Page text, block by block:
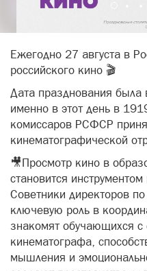
Ежегодно 27 августа в
российского кино 🎬
Дата празднования была
именно в этот день в
комиссаров РСФСР
кинематографической
🎥Просмотр кино в
становится
Советники директоров
ключевую роль в
знакомят обучающихся с
кинематографа,
мышления и